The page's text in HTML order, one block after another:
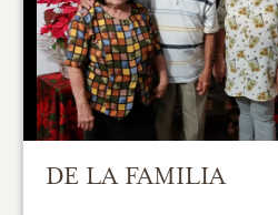
DE LA FAMILIA